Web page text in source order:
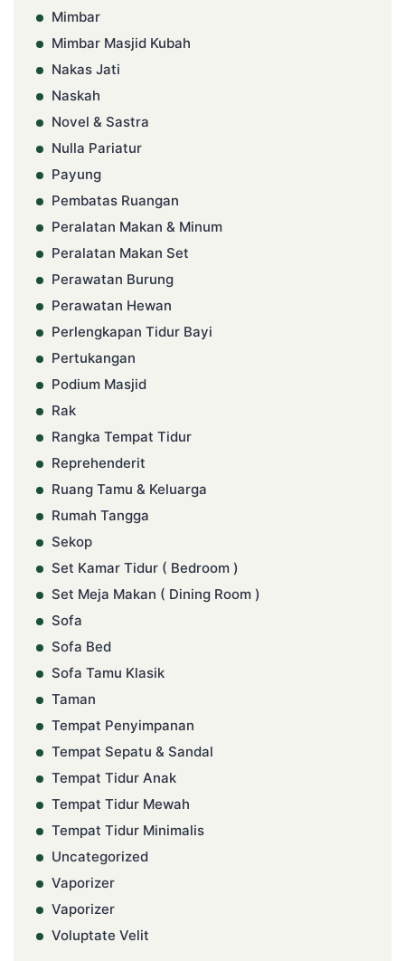
Mimbar
Mimbar Masjid Kubah
Nakas Jati
Naskah
Novel & Sastra
Nulla Pariatur
Payung
Pembatas Ruangan
Peralatan Makan & Minum
Peralatan Makan Set
Perawatan Burung
Perawatan Hewan
Perlengkapan Tidur Bayi
Pertukangan
Podium Masjid
Rak
Rangka Tempat Tidur
Reprehenderit
Ruang Tamu & Keluarga
Rumah Tangga
Sekop
Set Kamar Tidur ( Bedroom )
Set Meja Makan ( Dining Room )
Sofa
Sofa Bed
Sofa Tamu Klasik
Taman
Tempat Penyimpanan
Tempat Sepatu & Sandal
Tempat Tidur Anak
Tempat Tidur Mewah
Tempat Tidur Minimalis
Uncategorized
Vaporizer
Vaporizer
Voluptate Velit